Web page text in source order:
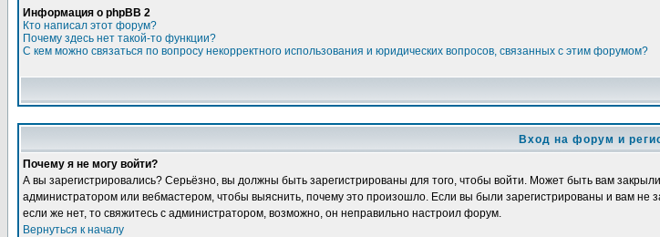
Информация о phpBB 2
Кто написал этот форум?
Почему здесь нет такой-то функции?
С кем можно связаться по вопросу некорректного использования и юридических вопросов, связанных с этим форумом?
Вход на форум и
Почему я не могу войти?
А вы зарегистрировались? Серьёзно, вы должны быть зарегистрированы для того, чтобы войти. Может быть вам
администратором или вебмастером, чтобы выяснить, почему это произошло. Если вы были зарегистрированы и вам
если же нет, то свяжитесь с администратором, возможно, он неправильно настроил форум.
Вернуться к началу